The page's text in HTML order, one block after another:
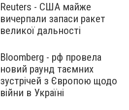
Reuters - США майже
вичерпали запаси ракет
великої дальності
Bloomberg - рф провела
новий раунд таємних
зустрічей з Європою щодо
війни в Україні